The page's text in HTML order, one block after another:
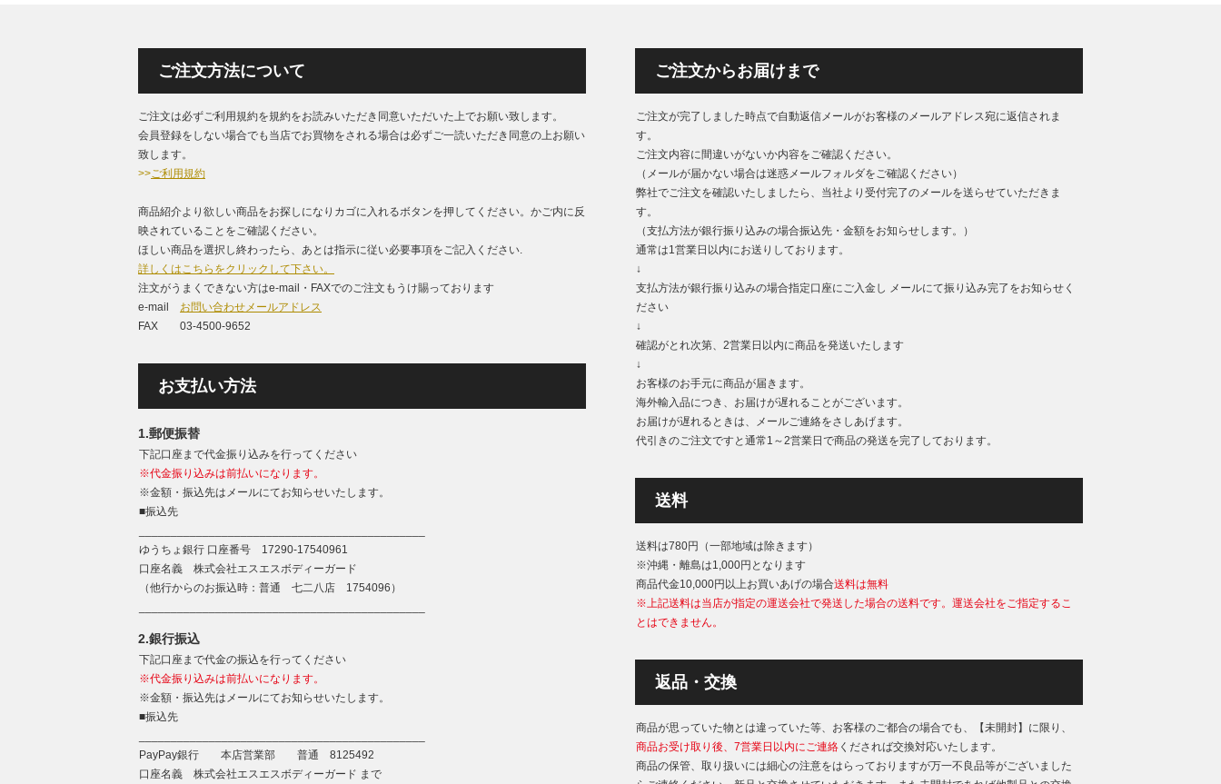
ご注文方法について
ご注文は必ずご利用規約を規約をお読みいただき同意いただいた上でお願い致します。
会員登録をしない場合でも当店でお買物をされる場合は必ずご一読いただき同意の上お願い
致します。
>>ご利用規約
商品紹介より欲しい商品をお探しになりカゴに入れるボタンを押してください。かご内に反
映されていることをご確認ください。
ほしい商品を選択し終わったら、あとは指示に従い必要事項をご記入ください.
詳しくはこちらをクリックして下さい。
注文がうまくできない方はe-mail・FAXでのご注文もうけ賜っております
e-mail お問い合わせメールアドレス
FAX 03-4500-9652
お支払い方法
1.郵便振替
下記口座まで代金振り込みを行ってください
※代金振り込みは前払いになります。
※金額・振込先はメールにてお知らせいたします。
■振込先
ゆうちょ銀行 口座番号 17290-17540961
口座名義 株式会社エスエスボディーガード
（他行からのお振込時：普通 七二八店 1754096）
2.銀行振込
下記口座まで代金の振込を行ってください
※代金振り込みは前払いになります。
※金額・振込先はメールにてお知らせいたします。
■振込先
PayPay銀行 本店営業部 普通 8125492
口座名義 株式会社エスエスボディーガード まで
ご注文からお届けまで
ご注文が完了しました時点で自動返信メールがお客様のメールアドレス宛に返信されま
す。
ご注文内容に間違いがないか内容をご確認ください。
（メールが届かない場合は迷惑メールフォルダをご確認ください）
弊社でご注文を確認いたしましたら、当社より受付完了のメールを送らせていただきま
す。
（支払方法が銀行振り込みの場合振込先・金額をお知らせします。）
通常は1営業日以内にお送りしております。
↓
支払方法が銀行振り込みの場合指定口座にご入金し メールにて振り込み完了をお知らせく
ださい
↓
確認がとれ次第、2営業日以内に商品を発送いたします
↓
お客様のお手元に商品が届きます。
海外輸入品につき、お届けが遅れることがございます。
お届けが遅れるときは、メールご連絡をさしあげます。
代引きのご注文ですと通常1～2営業日で商品の発送を完了しております。
送料
送料は780円（一部地域は除きます）
※沖縄・離島は1,000円となります
商品代金10,000円以上お買いあげの場合送料は無料
※上記送料は当店が指定の運送会社で発送した場合の送料です。運送会社をご指定するこ
とはできません。
返品・交換
商品が思っていた物とは違っていた等、お客様のご都合の場合でも、【未開封】に限り、
商品お受け取り後、7営業日以内にご連絡くだされば交換対応いたします。
商品の保管、取り扱いには細心の注意をはらっておりますが万一不良品等がございました